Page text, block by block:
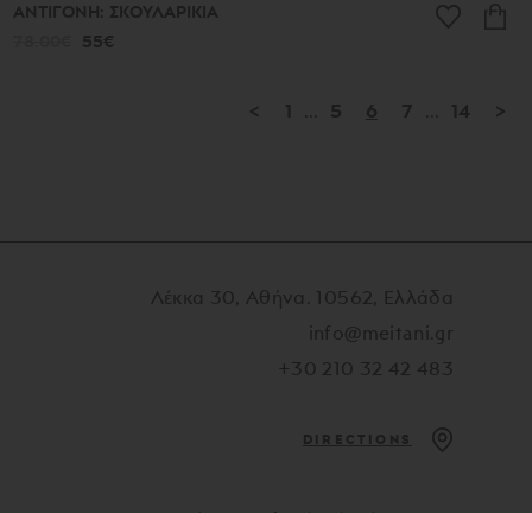
ΑΝΤΙΓΟΝΗ: ΣΚΟΥΛΑΡΙΚΙΑ
55€
< 1 5 6 7 14 >
Λέκκα 30, Αθήνα. 10562, Ελλάδα
info@meitani.gr
+30 210 32 42 483
DIRECTIONS